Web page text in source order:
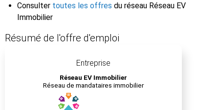
Consulter toutes les offres du réseau Réseau EV
Immobilier
Résumé de l'offre d'emploi
Entreprise
Réseau EV Immobilier
Réseau de mandataires immobilier